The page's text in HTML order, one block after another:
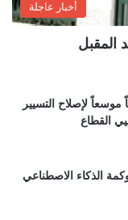
أخبار عاجلة
لإصلاح التسيير
القطاع
الذكاء الاصطناعي